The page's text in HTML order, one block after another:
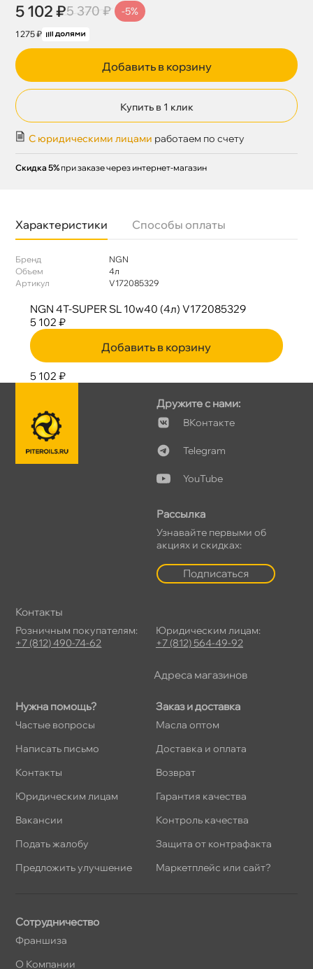
5 102 ₽5 370 ₽ -5%
1 275 ₽
Добавить в корзину
Купить в 1 клик
С юридическими лицами работаем по счету
Скидка 5% при заказе через интернет-магазин
Характеристики Способы оплаты
Бренд
NGN
Объем
4л
Артикул
V172085329
NGN 4T-SUPER SL 10w40 (4л) V172085329
5 102 ₽
Добавить в корзину
5 102 ₽
Нужна помощь?
Частые вопросы
Написать письмо
Контакты
Юридическим лицам
акансии
Подать жалобу
Предложить улучшение
Заказ и доставка
Масла оптом
Доставка и оплата
озврат
Гарантия качества
Контроль качества
Защита от контрафакта
Маркетплейс или сайт?
Дружите с нами:
Контакте
Telegram
YouTube
Рассылка
Узнавайте первыми о
акциях и скидках:
Подписаться
Сотрудничество
Франшиза
О Компании
Контакты
Розничным покупателям:
+7 (812) 490-74-62
Юридическим лицам:
+7 (812) 564-49-92
Адреса магазино